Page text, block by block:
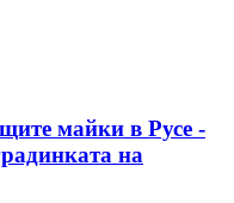
майки в Русе -
на